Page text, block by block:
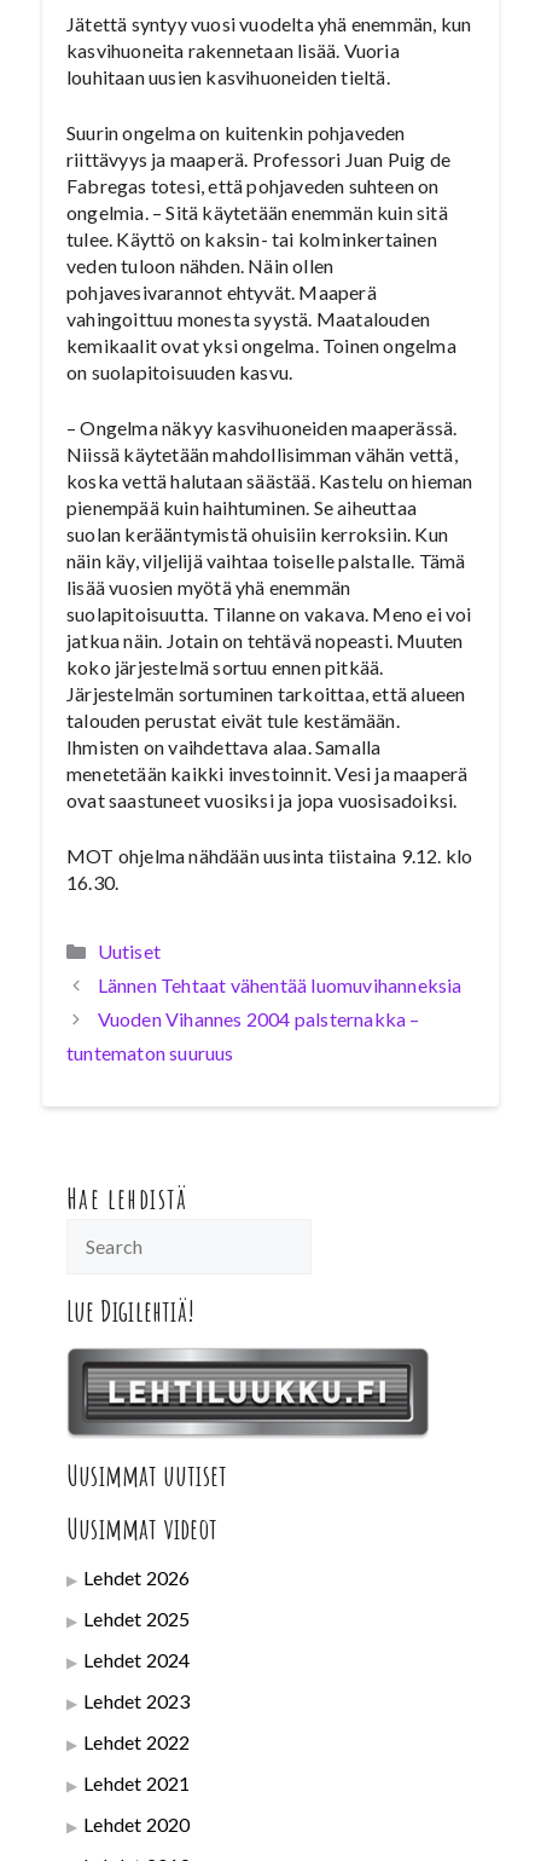
Jätettä syntyy vuosi vuodelta yhä enemmän, kun
kasvihuoneita rakennetaan lisää. Vuoria
louhitaan uusien kasvihuoneiden tieltä.
Suurin ongelma on kuitenkin pohjaveden
riittävyys ja maaperä. Professori Juan Puig de
Fabregas totesi, että pohjaveden suhteen on
ongelmia. – Sitä käytetään enemmän kuin sitä
tulee. Käyttö on kaksin- tai kolminkertainen
veden tuloon nähden. Näin ollen
pohjavesivarannot ehtyvät. Maaperä
vahingoittuu monesta syystä. Maatalouden
kemikaalit ovat yksi ongelma. Toinen ongelma
on suolapitoisuuden kasvu.
– Ongelma näkyy kasvihuoneiden maaperässä.
Niissä käytetään mahdollisimman vähän vettä,
koska vettä halutaan säästää. Kastelu on hieman
pienempää kuin haihtuminen. Se aiheuttaa
suolan kerääntymistä ohuisiin kerroksiin. Kun
näin käy, viljelijä vaihtaa toiselle palstalle. Tämä
lisää vuosien myötä yhä enemmän
suolapitoisuutta. Tilanne on vakava. Meno ei voi
jatkua näin. Jotain on tehtävä nopeasti. Muuten
koko järjestelmä sortuu ennen pitkää.
Järjestelmän sortuminen tarkoittaa, että alueen
talouden perustat eivät tule kestämään.
Ihmisten on vaihdettava alaa. Samalla
menetetään kaikki investoinnit. Vesi ja maaperä
ovat saastuneet vuosiksi ja jopa vuosisadoiksi.
MOT ohjelma nähdään uusinta tiistaina 9.12. klo
16.30.
Kategoriat
Uutiset
Lännen Tehtaat vähentää luomuvihanneksia
Vuoden Vihannes 2004 palsternakka –
tuntematon suuruus
Hae lehdistä
Lue Digilehtiä!
Uusimmat uutiset
Uusimmat videot
Lehdet 2026
Lehdet 2025
Lehdet 2024
Lehdet 2023
Lehdet 2022
Lehdet 2021
Lehdet 2020